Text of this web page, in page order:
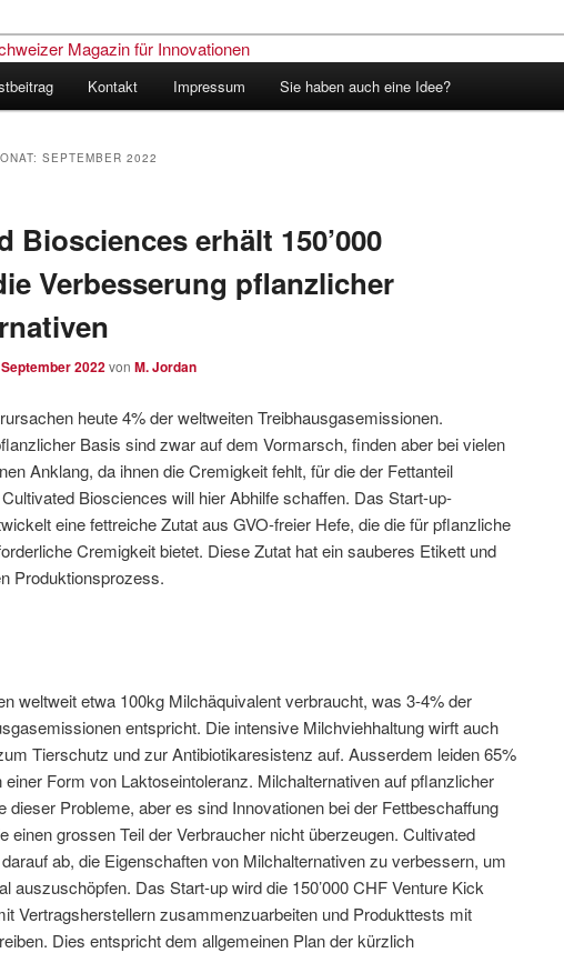
Erfinder – Das Schweizer Magazin
Kontakt Impressum Sie haben auch eine Idee?
SEPTEMBER 2022
Biosciences erhält 150’000
Verbesserung pflanzlicher
2022von M. Jordan
heute 4% der weltweiten Treibhausgasemissionen.
Basis sind zwar auf dem Vormarsch, finden aber bei vielen
Anklang, da ihnen die Cremigkeit fehlt, für die der Fettanteil
Biosciences will hier Abhilfe schaffen. Das Start-up-
eine fettreiche Zutat aus GVO-freier Hefe, die die für pflanzliche
Cremigkeit bietet. Diese Zutat hat ein sauberes Etikett und
Produktionsprozess.
weltweit etwa 100kg Milchäquivalent verbraucht, was 3-4% der
entspricht. Die intensive Milchviehhaltung wirft auch
Tierschutz und zur Antibiotikaresistenz auf. Ausserdem leiden 65%
Form von Laktoseintoleranz. Milchalternativen auf pflanzlicher
dieser Probleme, aber es sind Innovationen bei der Fettbeschaffung
einen grossen Teil der Verbraucher nicht überzeugen. Cultivated
ab, die Eigenschaften von Milchalternativen zu verbessern, um
auszuschöpfen. Das Start-up wird die 150’000 CHF Venture Kick
Vertragsherstellern zusammenzuarbeiten und Produkttests mit
Dies entspricht dem allgemeinen Plan der kürzlich